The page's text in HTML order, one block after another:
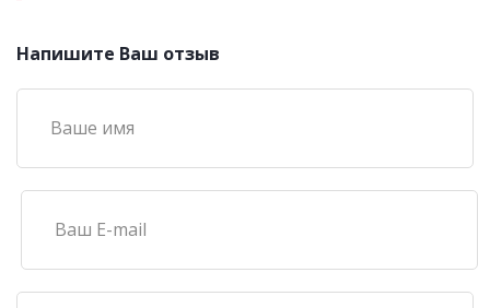
Напишите Ваш отзыв